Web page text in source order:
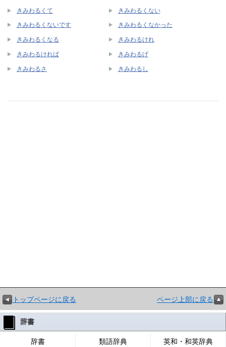
きみわるくて きみわるくない
きみわるくないです きみわるくなかった
きみわるくなる きみわるけれ
きみわるければ きみわるげ
きみわるさ きみわるし
トップページに戻る ページ上部に戻る
辞書
辞書 類語辞典 英和・和英辞典